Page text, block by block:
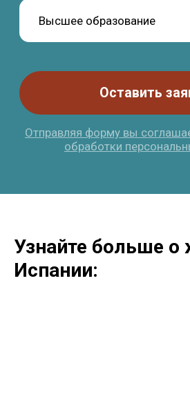
Узнайте больше о
Испании: